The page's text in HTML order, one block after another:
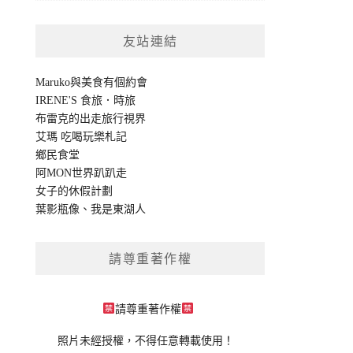
友站連結
Maruko與美食有個約會
IRENE'S 食旅．時旅
布雷克的出走旅行視界
艾瑪 吃喝玩樂札記
鄉民食堂
阿MON世界趴趴走
女子的休假計劃
葉影瓶像 、我是東湖人
請尊重著作權
請尊重著作權
照片未經授權，不得任意轉載使用！